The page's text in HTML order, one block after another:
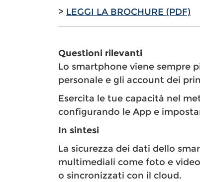
> LEGGI LA BROCHURE (PDF)
Questioni rilevanti
Lo smartphone viene sempre
personale e gli account dei
Esercita le tue capacità nel
configurando le App e
In sintesi
La sicurezza dei dati dello
multimediali come foto e
o sincronizzati con il cloud.